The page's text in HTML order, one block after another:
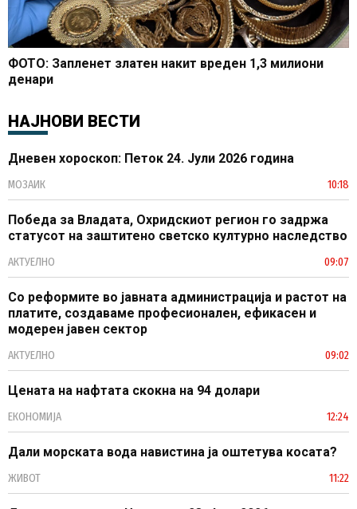
ФОТО: Запленет златен накит вреден 1,3 милиони
денари
НАЈНОВИ ВЕСТИ
Дневен хороскоп: Петок 24. Јули 2026 година
МОЗАИК 10:18
Победа за Владата, Охридскиот регион го задржа
статусот на заштитено светско културно наследство
АКТУЕЛНО 09:07
Со реформите во јавната администрација и растот на
платите, создаваме професионален, ефикасен и
модерен јавен сектор
АКТУЕЛНО 09:02
Цената на нафтата скокна на 94 долари
ЕКОНОМИЈА 12:24
Дали морската вода навистина ја оштетува косата?
ЖИВОТ 11:22